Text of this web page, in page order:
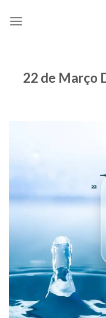
22 de Março